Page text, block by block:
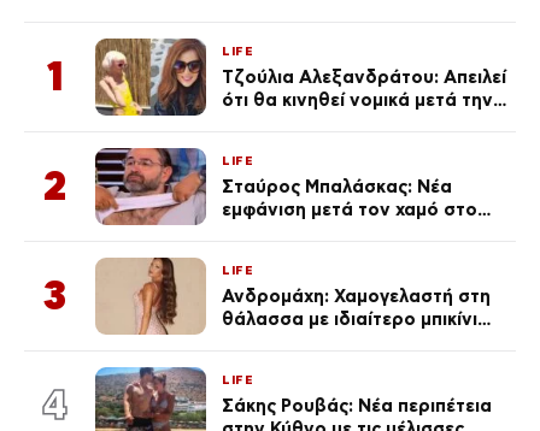
1
LIFE
Τζούλια Αλεξανδράτου: Απειλεί
ότι θα κινηθεί νομικά μετά την
2
LIFE
Σταύρος Μπαλάσκας: Νέα
εμφάνιση μετά τον χαμό στο
3
LIFE
Ανδρομάχη: Χαμογελαστή στη
θάλασσα με ιδιαίτερο μπικίνι
4
LIFE
Σάκης Ρουβάς: Νέα περιπέτεια